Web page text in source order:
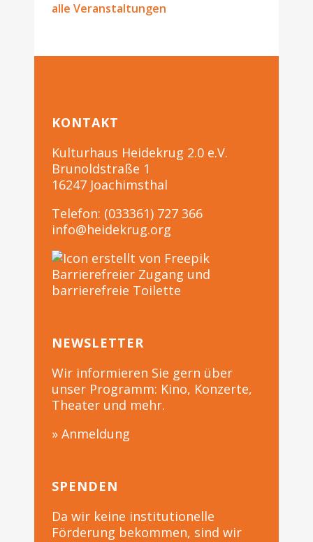
alle Veranstaltungen
KONTAKT
Kulturhaus Heidekrug 2.0 e.V.
Brunoldstraße 1
16247 Joachimsthal
Telefon: (033361) 727 366
info@heidekrug.org
Barrierefreier Zugang und
barrierefreie Toilette
NEWSLETTER
Wir informieren Sie gern über
unser Programm: Kino, Konzerte,
Theater und mehr.
» Anmeldung
SPENDEN
Da wir keine institutionelle
Förderung bekommen, sind wir